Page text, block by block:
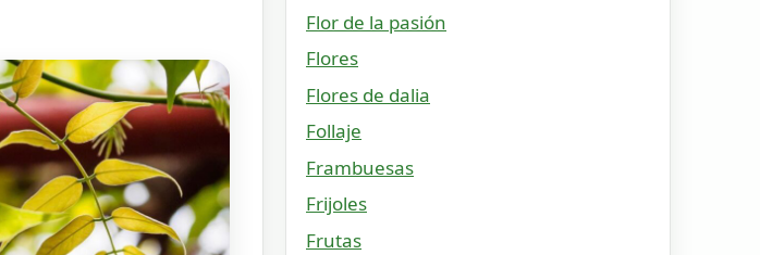
Flor de la pasión
Flores
Flores de dalia
Follaje
Frambuesas
Frijoles
Frutas